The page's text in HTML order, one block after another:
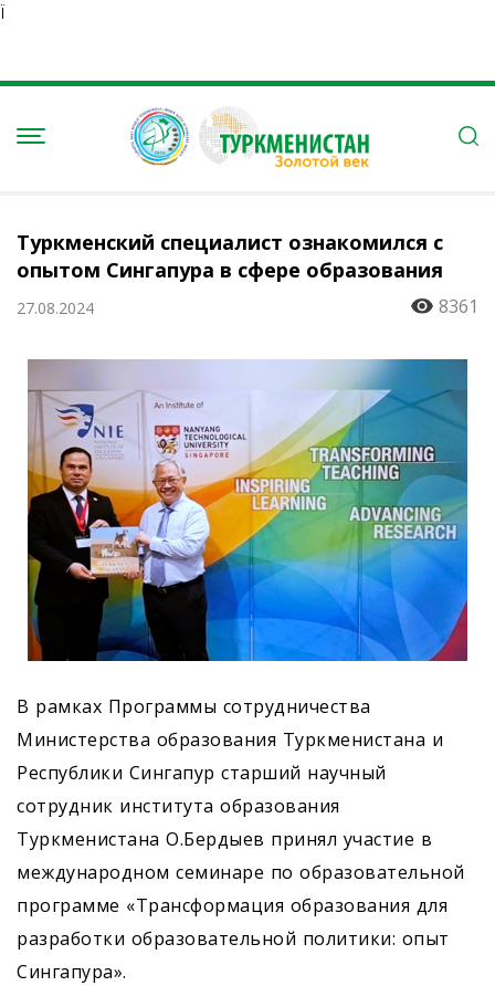
Ï
Туркменский специалист ознакомился с
опытом Сингапура в сфере образования
27.08.2024 8361
В рамках Программы сотрудничества
Министерства образования Туркменистана и
Республики Сингапур старший научный
сотрудник института образования
Туркменистана О.Бердыев принял участие в
международном семинаре по образовательной
программе «Трансформация образования для
разработки образовательной политики: опыт
Сингапура».